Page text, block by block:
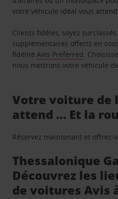
votre véhicule idéal vous attend.
Clients fidèles, soyez
supplémentaires offerts en
fidélitéAvis Preferred.
nous mettrons votre véhicule
Votre voiture de
attend … Et la
Réservez maintenant et offrez-
Thessalonique
Découvrez les
de voitures Avis